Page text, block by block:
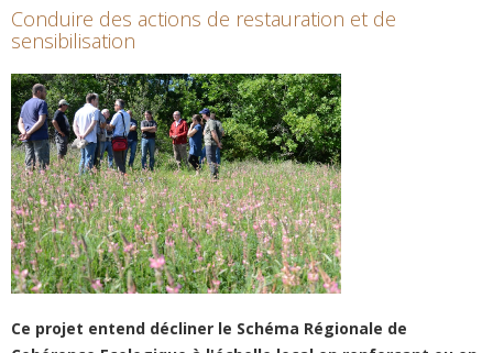
Conduire des actions de restauration et de
sensibilisation
Ce projet entend décliner le Schéma Régionale de